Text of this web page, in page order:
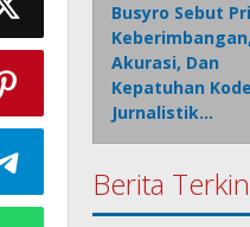
Busyro Sebut
Keberimbangan,
Akurasi, Dan
Kepatuhan
Jurnalistik…
Berita